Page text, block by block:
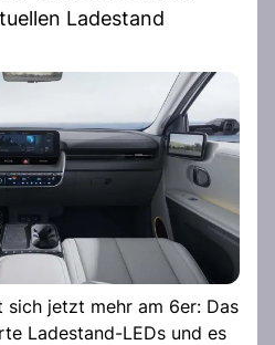
Ladestand
jetzt mehr am 6er: Das
Ladestand-LEDs und es